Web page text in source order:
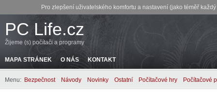
Pro zlepšení uživatelského komfortu a nastavení (jako téměř
PC Life.cz
Žijeme (s) počítači a programy
MAPA STRÁNEK O NÁS KONTAKT
Menu: Bezpečnost Návody Novinky Ostatní Počítačové hry Počítačové